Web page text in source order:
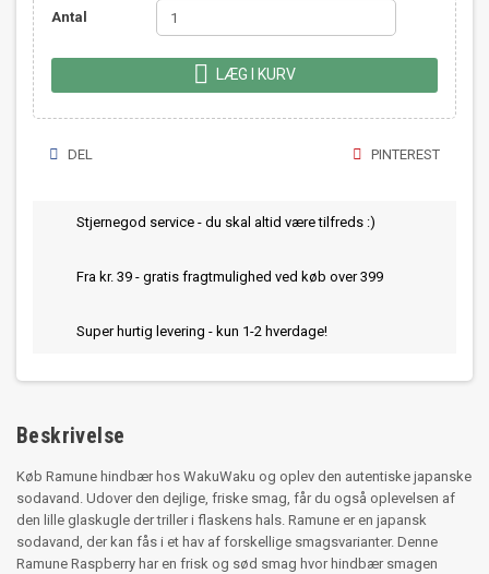
Antal
 LÆG I KURV
DEL PINTEREST
Stjernegod service - du skal altid være tilfreds :)
Fra kr. 39 - gratis fragtmulighed ved køb over 399
Super hurtig levering - kun 1-2 hverdage!
Beskrivelse
Køb Ramune hindbær hos WakuWaku og oplev den autentiske japanske
sodavand. Udover den dejlige, friske smag, får du også oplevelsen af
den lille glaskugle der triller i flaskens hals. Ramune er en japansk
sodavand, der kan fås i et hav af forskellige smagsvarianter. Denne
Ramune Raspberry har en frisk og sød smag hvor hindbær smagen